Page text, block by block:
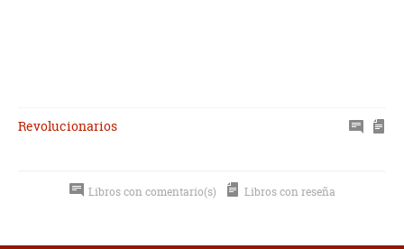
Revolucionarios
Libros con comentario(s) Libros con reseña